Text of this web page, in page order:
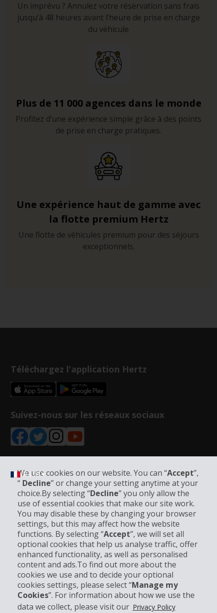
We use cookies on our website. You can “Accept”,
“ Decline” or change your setting anytime at your
choice.By selecting “Decline” you only allow the
use of essential cookies that make our site work.
You may disable these by changing your browser
settings, but this may affect how the website
functions. By selecting “Accept”, we will set all
optional cookies that help us analyse traffic, offer
enhanced functionality, as well as personalised
content and ads.To find out more about the
cookies we use and to decide your optional
cookies settings, please select “Manage my
Cookies”. For information about how we use the
data we collect, please visit our Privacy Policy
Un imprévu ? Annulez votre réservation sans frais
jusqu’à 48 heures avant l’heure de prise en charge
du véhicule
Plus de 11 000 agences dans le monde
Profitez d’une expérience simple grâce à des points
de prise en charge pratiques.
Une expérience haut de gamme avec
la flotte premium Hertz
Une flotte de véhicules premium pour des séjours
exceptionnels.
Téléchargez l'application Hertz
Suivez-nous sur les réseaux sociaux
FR | FR ▾
Informations sur l'entreprise
Entreprise
Support client
Réserver avec Hertz